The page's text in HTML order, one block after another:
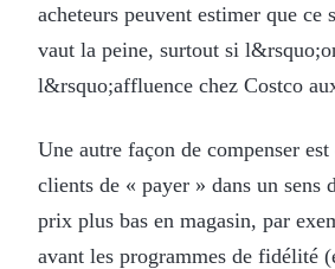
acheteurs peuvent estimer que ce
vaut la peine, surtout si
l&rsquo;affluence chez Costco
Une autre façon de compenser
clients de « payer » dans un sens
prix plus bas en magasin, par
avant les programmes de fidélité